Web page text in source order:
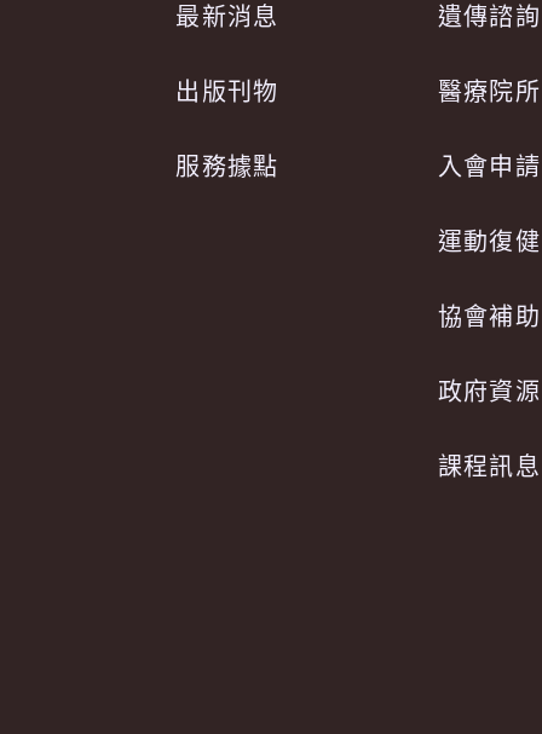
最新消息
出版刊物
服務據點
遺傳諮詢
醫療院所
入會申請
運動復健
協會補助
政府資源
課程訊息